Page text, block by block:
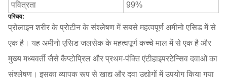
पवित्रता
99%
परिचय:
प्रोलाइन शरीर के प्रोटीन के संश्लेषण में सबसे महत्वपूर्ण अमीनो एसिड में से
एक है। यह अमीनो एसिड जलसेक के महत्वपूर्ण कच्चे माल में से एक है और
मुख्य मध्यवर्ती जैसे कैप्टोप्रिल और प्रथम-पंक्ति एंटीहाइपरटेन्सिव दवाओं का
संश्लेषण। इसका व्यापक रूप से खाद्य और दवा उद्योगों में उपयोग किया गया